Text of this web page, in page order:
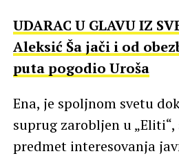
UDARAC U GLAVU IZ
Aleksić Ša jači i od
puta pogodio Uroša
Ena, je spoljnom svetu
suprug zarobljen u
predmet interesovanja